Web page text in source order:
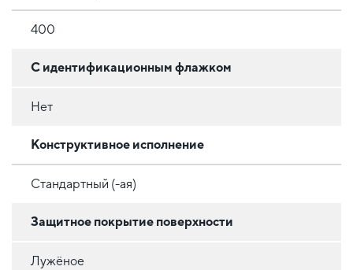
400
С идентификационным флажком
Нет
Конструктивное исполнение
Стандартный (-ая)
Защитное покрытие поверхности
Лужёное